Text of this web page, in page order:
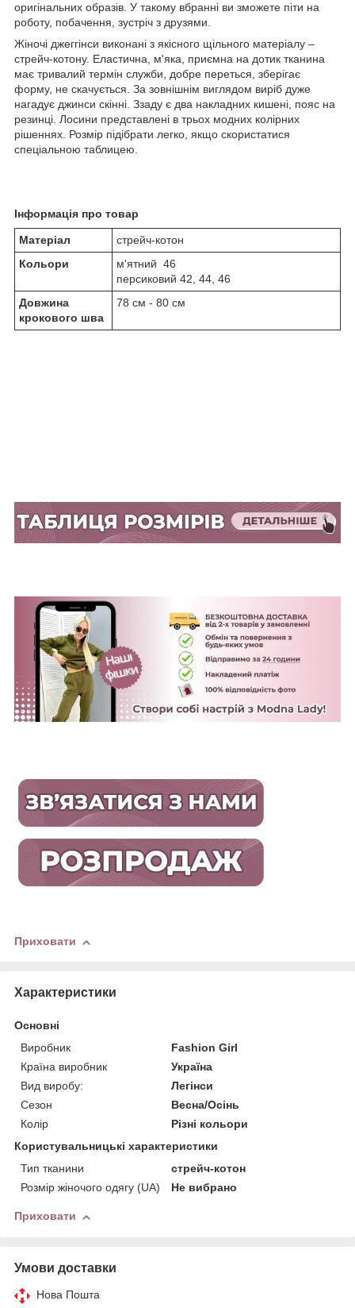
оригінальних образів. У такому вбранні ви зможете піти на
роботу, побачення, зустріч з друзями.
Жіночі джеггінси виконані з якісного щільного матеріалу –
стрейч-котону. Еластична, м'яка, приємна на дотик тканина
має тривалий термін служби, добре переться, зберігає
форму, не скачується. За зовнішнім виглядом виріб дуже
нагадує джинси скінні. Ззаду є два накладних кишені, пояс на
резинці. Лосини представлені в трьох модних колірних
рішеннях. Розмір підібрати легко, якщо скористатися
спеціальною таблицею.
Інформація про товар
Матеріал
стрейч-котон
Кольори
м'ятний 46
персиковий 42, 44, 46
Довжина
крокового шва
78 см - 80 см
Приховати
Характеристики
Основні
Виробник
Fashion Girl
Країна виробник
Україна
Вид виробу:
Легінси
Сезон
Весна/Осінь
Колір
Різні кольори
Користувальницькі характеристики
Тип тканини
стрейч-котон
Розмір жіночого одягу (UA)
Не вибрано
Приховати
Умови доставки
Нова Пошта